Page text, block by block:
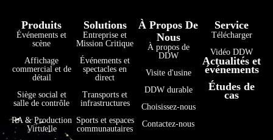
Produits
Événements et
scène
Affichage
commercial et de
détail
Siège social et
salle de contrôle
RA & Production
Virtuelle
Solutions
Entreprise et
Mission Critique
Événements et
spectacles en
direct
Transports et
infrastructures
Sports et espaces
communautaires
À Propos De
Nous
À propos de
DDW
Visite d'usine
DDW durable
Choisissez-nous
Contactez-nous
Service
Télécharger
Vidéo DDW
Actualités et
événements
Études de
cas